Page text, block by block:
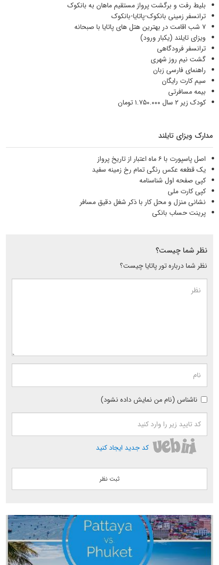
بلیط رفت و برگشت پرواز مستقیم ماهان به بانکوک
ترانسفر زمینی بانکوک-پاتایا-بانکوک
۷ شب اقامت در بهترین هتل های پاتایا با صبحانه
ويزای تایلند (یکبار ورود)
ترانسفر فرودگاهی
گشت نیم روز شهری
راهنمای فارسی زبان
سیم کارت رایگان
بيمه مسافرتی
کودک زیر ۲ سال ۱.۷۵۰.۰۰۰ تومان
مدارک ویزای تایلند
اصل پاسپورت با ۶ ماه اعتبار از تاریخ پرواز
یک قطعه عکس رنگی تمام رخ زمینه سفید
کپی صفحه اول شناسنامه
کپی کارت ملی
نشانی منزل و محل کار با ذکر شغل دقیق مسافر
پرینت حساب بانکی
نظر شما چیست؟
نظر شما درباره تور پاتایا چیست؟
ناشناس (نام من نمایش داده نشود)
کد جدید ایجاد کنید